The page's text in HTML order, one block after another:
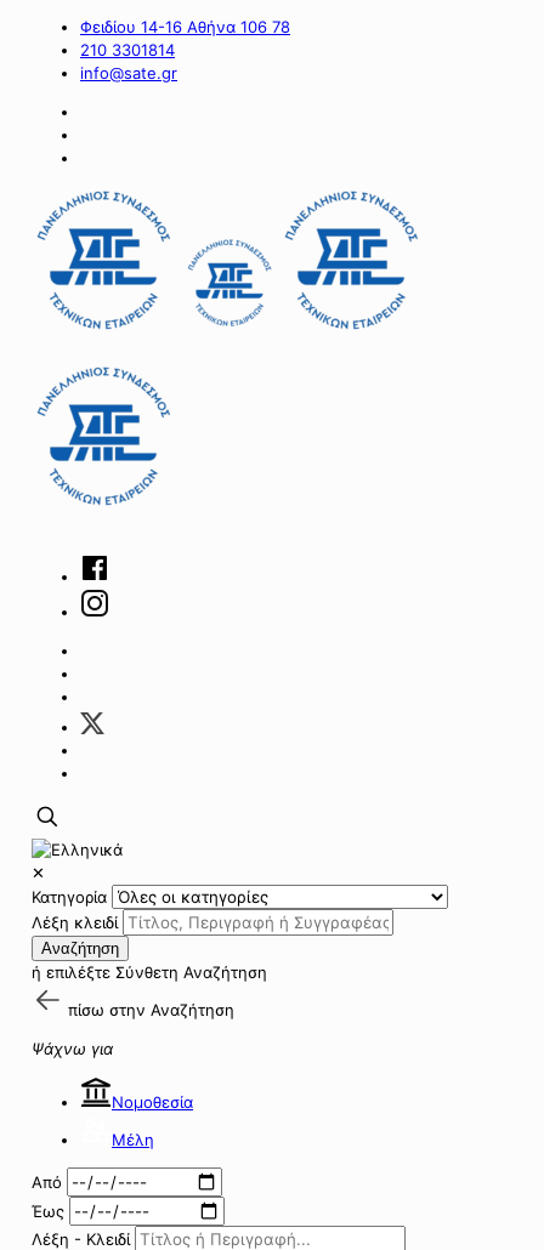
Φειδίου 14-16 Αθήνα 106 78
210 3301814
info@sate.gr
✕
Κατηγορία
Λέξη κλειδί
Αναζήτηση
ή επιλέξτε Σύνθετη Αναζήτηση
πίσω στην Αναζήτηση
Ψάχνω για
Νομοθεσία
Μέλη
Από
Έως
Λέξη - Κλειδί